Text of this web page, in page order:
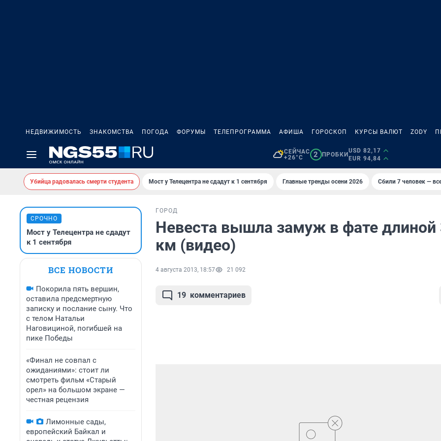
НЕДВИЖИМОСТЬ ЗНАКОМСТВА ПОГОДА ФОРУМЫ ТЕЛЕПРОГРАММА АФИША ГОРОСКОП КУРСЫ ВАЛЮТ ZODY
СЕЙЧАС
+26°C
2 ПРОБКИ
USD 82,17
EUR 94,84
Убийца радовалась смерти студента Мост у Телецентра не сдадут к 1 сентября Главные тренды осени 2026 Сбили 7 человек —
СРОЧНО
Мост у Телецентра не сдадут
к 1 сентября
ВСЕ НОВОСТИ
Покорила пять вершин,
оставила предсмертную
записку и послание сыну. Что
с телом Натальи
Наговициной, погибшей на
пике Победы
«Финал не совпал с
ожиданиями»: стоит ли
смотреть фильм «Старый
орел» на большом экране —
честная рецензия
Лимонные сады,
европейский Байкал и
ГОРОД
Невеста вышла замуж в фате длиной
км (видео)
4 августа 2013, 18:57 21 092
19 комментариев